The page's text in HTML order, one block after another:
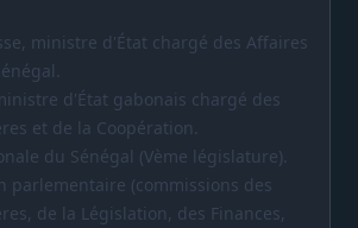
ministre d'État chargé des Affaires
d'État gabonais chargé des
et de la Coopération.
du Sénégal (Vème législature).
parlementaire (commissions des
de la Législation, des Finances,